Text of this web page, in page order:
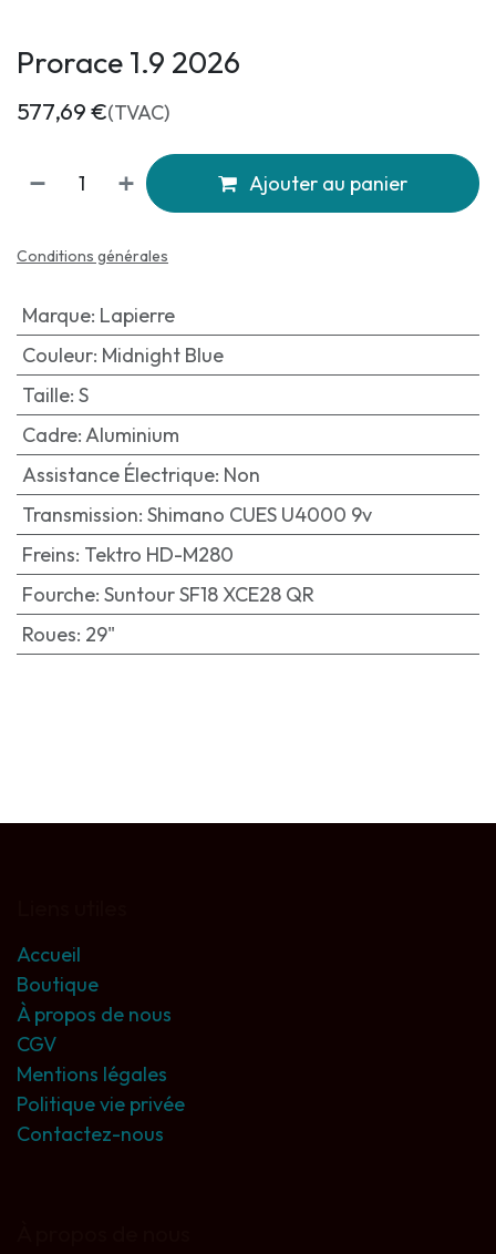
Prorace 1.9 2026
577,69€(TVAC)
Ajouter au panier
Conditions générales
Marque: Lapierre
Couleur: Midnight Blue
Taille: S
Cadre:Aluminium
Assistance Électrique: Non
Transmission: Shimano CUES U4000 9v
Freins: Tektro HD-M280
Fourche: Suntour SF18 XCE28 QR
Roues: 29"
Accueil
Boutique
À propos de nous
CGV
Mentions légales
Politique vie privée
Contactez-nous